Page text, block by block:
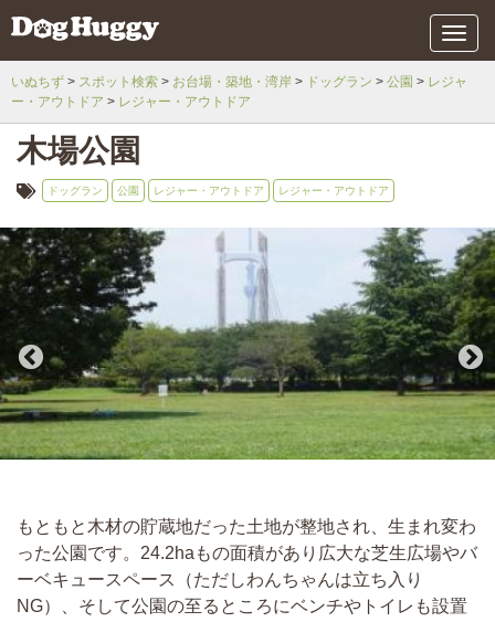
メ
ニ
ュ
いぬちず スポット検索 お台場・築地・湾岸 ドッグラン 公園
レジャ
ー・アウトドア
レジャー・アウトドア
木場公園
ドッグラン 公園 レジャー・アウトドア レジャー・アウトドア
もともと木材の貯蔵地だった土地が整地され、生まれ変わ
った公園です。24.2haもの面積があり広大な芝生広場やバ
ーベキュースペース（ただしわんちゃんは立ち入り
NG）、そして公園の至るところにベンチやトイレも設置